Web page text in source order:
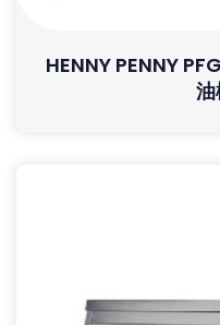
HENNY PENNY